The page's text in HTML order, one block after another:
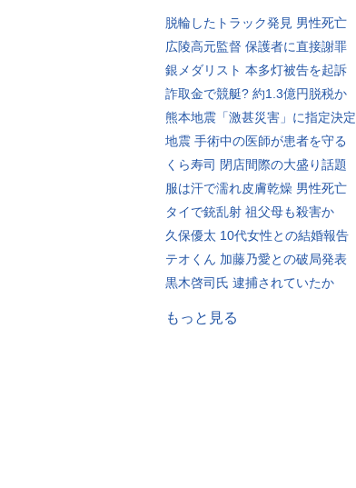
脱輪したトラック発見 男性死亡
広陵高元監督 保護者に直接謝罪
銀メダリスト 本多灯被告を起訴
詐取金で競艇? 約1.3億円脱税か
熊本地震「激甚災害」に指定決定
地震 手術中の医師が患者を守る
くら寿司 閉店間際の大盛り話題
服は汗で濡れ皮膚乾燥 男性死亡
タイで銃乱射 祖父母も殺害か
久保優太 10代女性との結婚報告
テオくん 加藤乃愛との破局発表
黒木啓司氏 逮捕されていたか
もっと見る